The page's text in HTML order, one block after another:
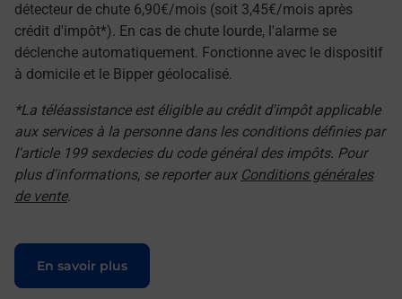
détecteur de chute 6,90€/mois (soit 3,45€/mois après
crédit d'impôt*). En cas de chute lourde, l'alarme se
déclenche automatiquement. Fonctionne avec le dispositif
à domicile et le Bipper géolocalisé.
*La téléassistance est éligible au crédit d'impôt applicable
aux services à la personne dans les conditions définies par
l'article 199 sexdecies du code général des impôts. Pour
plus d'informations, se reporter aux Conditions générales
de vente.
En savoir plus
Le lien s'ouvre dans un nouvel onglet